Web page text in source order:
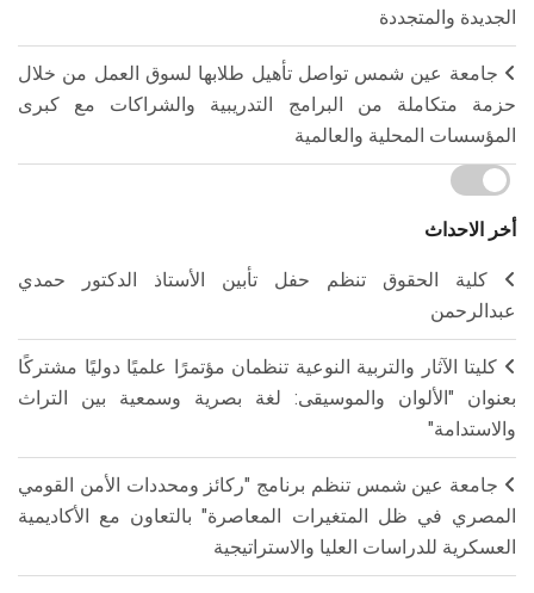
الجديدة والمتجددة
جامعة عين شمس تواصل تأهيل طلابها لسوق العمل من خلال
حزمة متكاملة من البرامج التدريبية والشراكات مع كبرى
المؤسسات المحلية والعالمية
أخر الاحداث
كلية الحقوق تنظم حفل تأبين الأستاذ الدكتور حمدي
عبدالرحمن
كليتا الآثار والتربية النوعية تنظمان مؤتمرًا علميًا دوليًا مشتركًا
بعنوان "الألوان والموسيقى: لغة بصرية وسمعية بين التراث
والاستدامة"
جامعة عين شمس تنظم برنامج "ركائز ومحددات الأمن القومي
المصري في ظل المتغيرات المعاصرة" بالتعاون مع الأكاديمية
العسكرية للدراسات العليا والاستراتيجية